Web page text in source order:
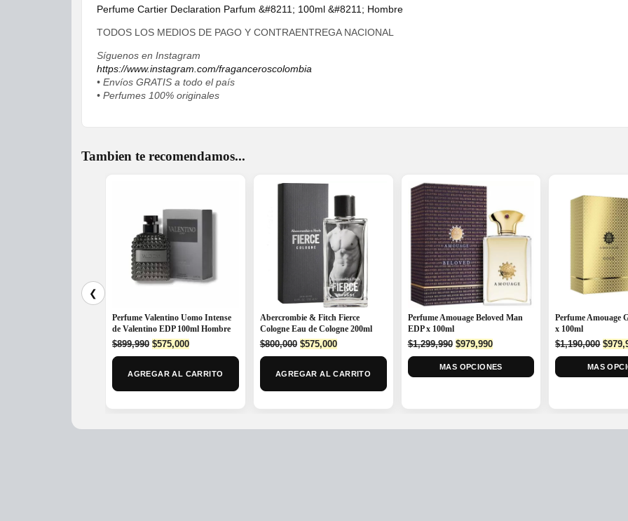
Perfume Cartier Declaration Parfum &#8211; 100ml &#8211; Hombre
TODOS LOS MEDIOS DE PAGO Y CONTRAENTREGA NACIONAL
Síguenos en Instagram
https://www.instagram.com/fraganceroscolombia
• Envíos GRATIS a todo el país
• Perfumes 100% originales
Tambien te recomendamos...
❮
Perfume Valentino Uomo Intense
de Valentino EDP 100ml Hombre
$899,990 Original
price
$575,000Current
price
AGREGAR AL CARRITO
Abercrombie & Fitch Fierce
Cologne Eau de Cologne 200ml
$800,000 Original
price
$575,000Current
price
AGREGAR AL CARRITO
Perfume Amouage Beloved Man
EDP x 100ml
$1,299,990 Original
price
was:
$1,299,990.
$979,990Current
price
is:
$979,990.
MAS OPCIONES
Perfume Amouage
x 100ml
$1,190,000
price
was:
$
MAS